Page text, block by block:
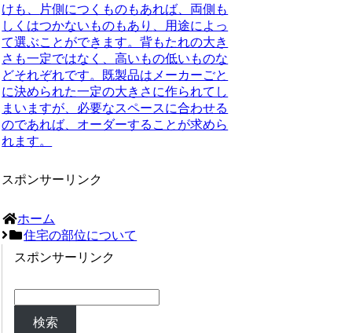
けも、
片側につくものもあれば、両側も
しくはつかないものもあり
、用途によっ
て選ぶことができます。背もたれの大き
さも一定ではなく、高いもの低いものな
どそれぞれです。既製品はメーカーごと
に決められた一定の大きさに作られてし
まいますが、 必要なスペースに合わせる
のであれば、オーダーすることが求めら
れます。
スポンサーリンク
ホーム
住宅の部位について
スポンサーリンク
検索